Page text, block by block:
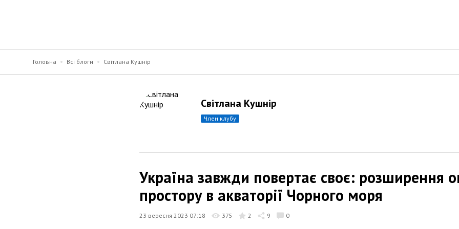
Головна Всі блоги Світлана Кушнір
Світлана Кушнір
член клубу
Україна завжди повертає своє: розширення
простору в акваторії Чорного моря
23 вересня 2023 07:18 375 2 9 0